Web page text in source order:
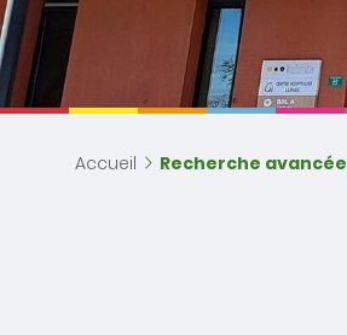
Accueil Recherche avancée